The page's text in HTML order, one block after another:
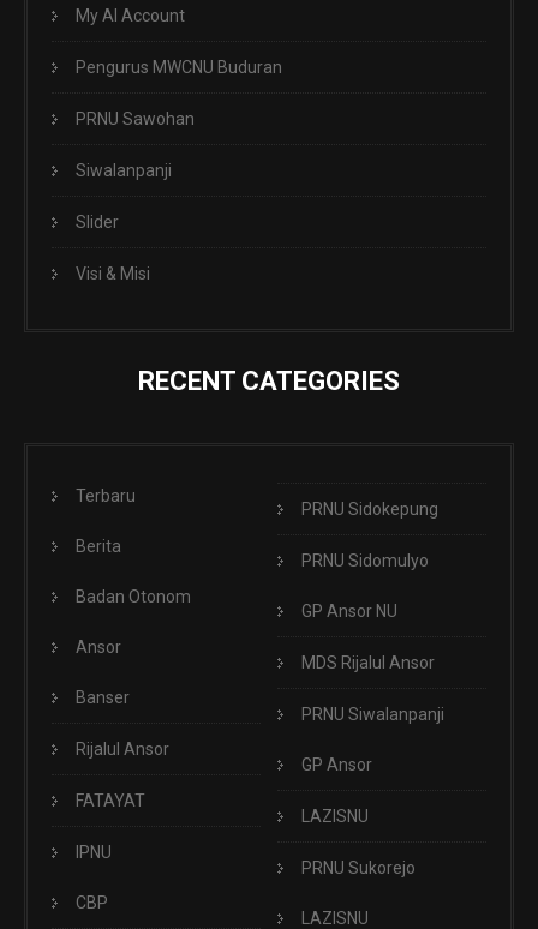
My AI Account
Pengurus MWCNU Buduran
PRNU Sawohan
Siwalanpanji
Slider
Visi & Misi
RECENT CATEGORIES
Terbaru
Berita
Badan Otonom
Ansor
Banser
Rijalul Ansor
FATAYAT
IPNU
CBP
PRNU Sidokepung
PRNU Sidomulyo
GP Ansor NU
MDS Rijalul Ansor
PRNU Siwalanpanji
GP Ansor
LAZISNU
PRNU Sukorejo
LAZISNU